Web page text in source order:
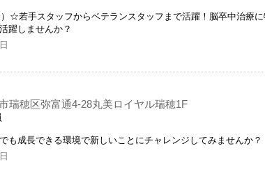
☆若手スタッフからベテランスタッフまで活躍！脳卒中治療
躍しませんか？
瑞穂区弥富通4-28丸美ロイヤル瑞穂1F
も成長できる環境で新しいことにチャレンジしてみませんか？